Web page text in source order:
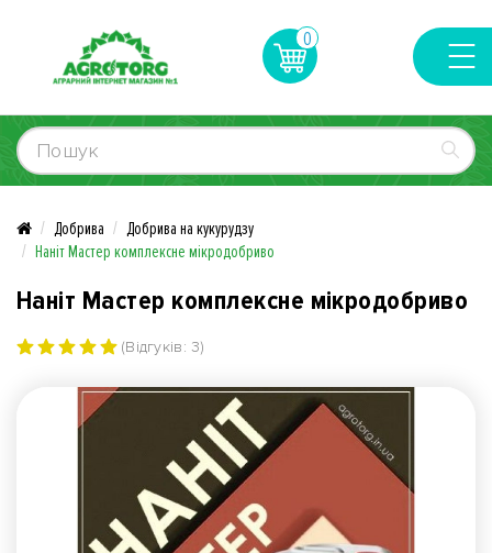
0
Добрива
Добрива на кукурудзу
Наніт Мастер комплексне мікродобриво
Наніт Мастер комплексне мікродобриво
(Відгуків: 3)